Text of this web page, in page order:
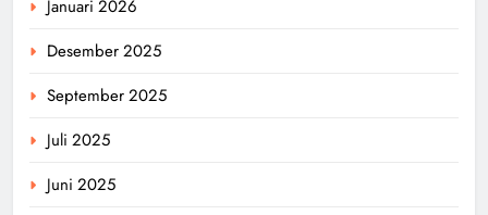
Januari 2026
Desember 2025
September 2025
Juli 2025
Juni 2025